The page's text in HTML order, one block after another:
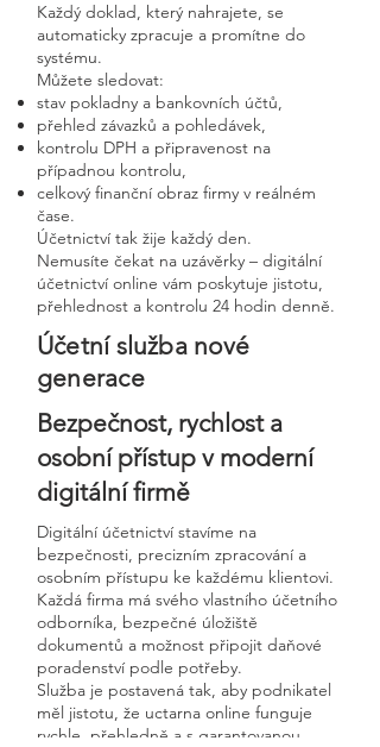
Každý doklad, který nahrajete, se
automaticky zpracuje a promítne do
systému.
Můžete sledovat:
stav pokladny a bankovních účtů,
přehled závazků a pohledávek,
kontrolu DPH a připravenost na
případnou kontrolu,
celkový finanční obraz firmy v reálném
čase.
Účetnictví tak žije každý den.
Nemusíte čekat na uzávěrky – digitální
účetnictví online vám poskytuje jistotu,
přehlednost a kontrolu 24 hodin denně.
Účetní služba nové
generace
Bezpečnost, rychlost a
osobní přístup v moderní
digitální firmě
Digitální účetnictví stavíme na
bezpečnosti, precizním zpracování a
osobním přístupu ke každému klientovi.
Každá firma má svého vlastního účetního
odborníka, bezpečné úložiště
dokumentů a možnost připojit daňové
poradenství podle potřeby.
Služba je postavená tak, aby podnikatel
měl jistotu, že uctarna online funguje
rychle, přehledně a s garantovanou